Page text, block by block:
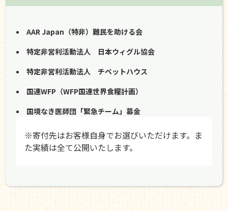
AAR Japan（特非）難民を助ける会
特定非営利活動法人 日本ウィグル協会
特定非営利活動法人 チベットハウス
国連WFP（WFP国連世界食糧計画）
国境なき医師団「緊急チーム」募金
※寄付先はお客様自身でお選びいただけます。ま
た実績は全て公開いたします。